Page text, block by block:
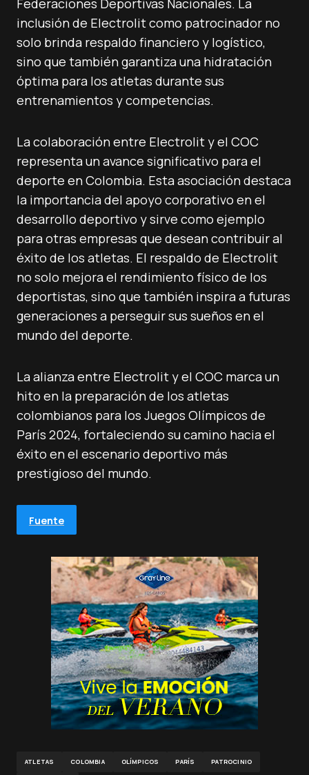
Federaciones Deportivas Nacionales. La
inclusión de Electrolit como patrocinador no
solo brinda respaldo financiero y logístico,
sino que también garantiza una hidratación
óptima para los atletas durante sus
entrenamientos y competencias.
La colaboración entre Electrolit y el COC
representa un avance significativo para el
deporte en Colombia. Esta asociación destaca
la importancia del apoyo corporativo en el
desarrollo deportivo y sirve como ejemplo
para otras empresas que desean contribuir al
éxito de los atletas. El respaldo de Electrolit
no solo mejora el rendimiento físico de los
deportistas, sino que también inspira a futuras
generaciones a perseguir sus sueños en el
mundo del deporte.
La alianza entre Electrolit y el COC marca un
hito en la preparación de los atletas
colombianos para los Juegos Olímpicos de
París 2024, fortaleciendo su camino hacia el
éxito en el escenario deportivo más
prestigioso del mundo.
Fuente
ATLETAS COLOMBIA OLÍMPICOS PARÍS PATROCINIO